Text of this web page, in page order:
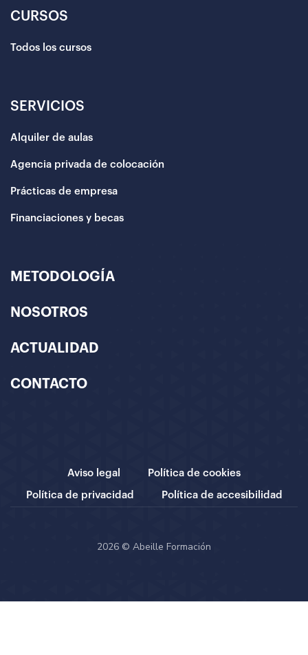
CURSOS
Todos los cursos
SERVICIOS
Alquiler de aulas
Agencia privada de colocación
Prácticas de empresa
Financiaciones y becas
METODOLOGÍA
NOSOTROS
ACTUALIDAD
CONTACTO
Aviso legal Política de cookies
Política de privacidad Política de accesibilidad
2026 © Abeille Formación